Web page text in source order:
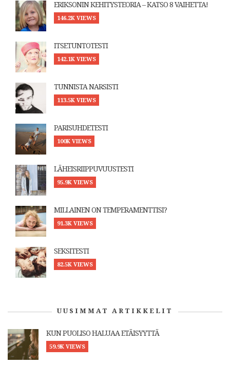
ERIKSONIN KEHITYSTEORIA – KATSO 8 VAIHETTA!
146.2K VIEWS
ITSETUNTOTESTI
142.1K VIEWS
TUNNISTA NARSISTI
113.5K VIEWS
PARISUHDETESTI
100K VIEWS
LÄHEISRIIPPUVUUSTESTI
95.9K VIEWS
MILLAINEN ON TEMPERAMENTTISI?
91.3K VIEWS
SEKSITESTI
82.5K VIEWS
UUSIMMAT ARTIKKELIT
KUN PUOLISO HALUAA ETÄISYYTTÄ
59.9K VIEWS